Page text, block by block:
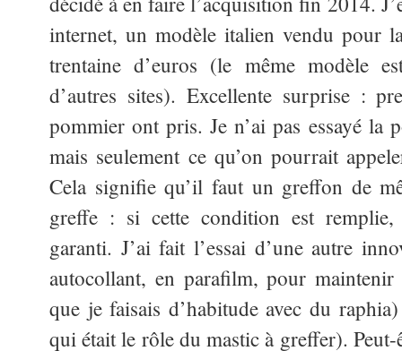
internet, un modèle italien vendu pour
trentaine d’euros (le même modèle
d’autres sites). Excellente surprise :
pommier ont pris. Je n’ai pas essayé la
mais seulement ce qu’on pourrait
Cela signifie qu’il faut un greffon de
greffe : si cette condition est remplie,
garanti. J’ai fait l’essai d’une autre
autocollant, en parafilm, pour
que je faisais d’habitude avec du
qui était le rôle du mastic à greffer).